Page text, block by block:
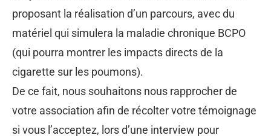
proposant la réalisation d’un parcours, avec du
matériel qui simulera la maladie chronique BCPO
(qui pourra montrer les impacts directs de la
cigarette sur les poumons).
De ce fait, nous souhaitons nous rapprocher de
votre association afin de récolter votre témoignage
si vous l’acceptez, lors d’une interview pour